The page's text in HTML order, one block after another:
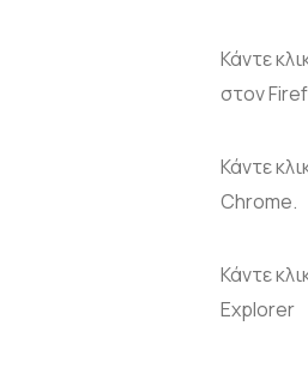
Κάντε
στον
Κάντε
Chrome.
Κάντε
Explorer